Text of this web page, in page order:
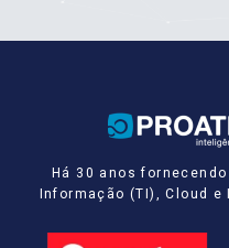
Há 30 anos
Informação (TI), Cloud